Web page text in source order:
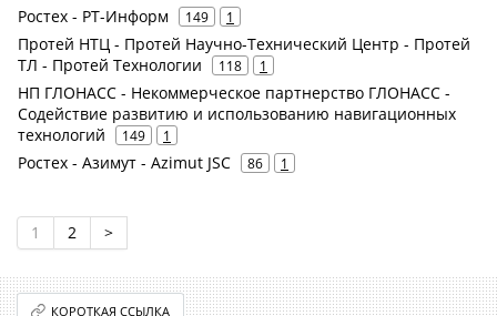
Ростех - РТ-Информ 149 1
Протей НТЦ - Протей Научно-Технический Центр - Протей
ТЛ - Протей Технологии
118 1
НП ГЛОНАСС - Некоммерческое партнерство ГЛОНАСС -
Содействие развитию и использованию навигационных
технологий
149 1
Ростех - Азимут - Azimut JSC 86 1
1 2 >
КОРОТКАЯ ССЫЛКА